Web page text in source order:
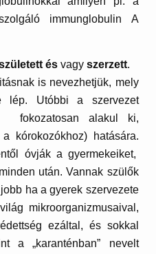
immunglobulin A
és vagyszerzett.
is nevezhetjük, mely
lép. Utóbbi a szervezet
fokozatosan alakul ki,
kórokozókhoz) hatására.
óvják a gyermekeiket,
után. Vannak szülők
ha a gyerek szervezete
mikroorganizmusaival,
ezáltal, és sokkal
a „karanténban” nevelt